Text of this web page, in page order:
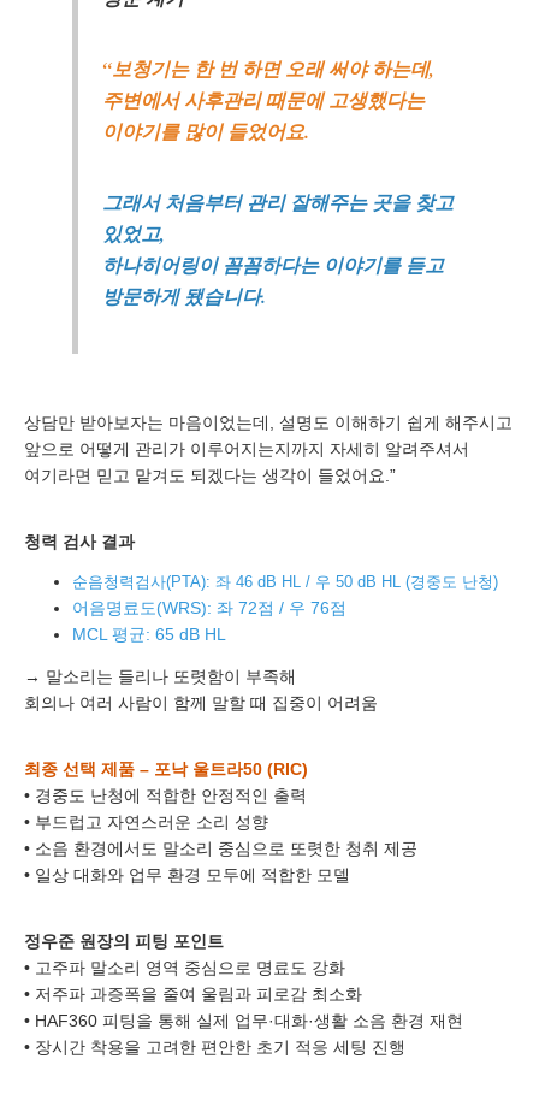
“보청기는 한 번 하면 오래 써야 하는데,
주변에서 사후관리 때문에 고생했다는
이야기를 많이 들었어요.
그래서 처음부터 관리 잘해주는 곳을 찾고
있었고,
하나히어링이 꼼꼼하다는 이야기를 듣고
방문하게 됐습니다.
상담만 받아보자는 마음이었는데, 설명도 이해하기 쉽게 해주시고
앞으로 어떻게 관리가 이루어지는지까지 자세히 알려주셔서
여기라면 믿고 맡겨도 되겠다는 생각이 들었어요.”
청력 검사 결과
순음청력검사(PTA): 좌 46 dB HL / 우 50 dB HL (경중도 난청)
어음명료도(WRS): 좌 72점 / 우 76점
MCL 평균: 65 dB HL
→ 말소리는 들리나 또렷함이 부족해
회의나 여러 사람이 함께 말할 때 집중이 어려움
최종 선택 제품 – 포낙 울트라50 (RIC)
• 경중도 난청에 적합한 안정적인 출력
• 부드럽고 자연스러운 소리 성향
• 소음 환경에서도 말소리 중심으로 또렷한 청취 제공
• 일상 대화와 업무 환경 모두에 적합한 모델
정우준 원장의 피팅 포인트
• 고주파 말소리 영역 중심으로 명료도 강화
• 저주파 과증폭을 줄여 울림과 피로감 최소화
• HAF360 피팅을 통해 실제 업무·대화·생활 소음 환경 재현
• 장시간 착용을 고려한 편안한 초기 적응 세팅 진행
바로 예약하기
연락처
센터
예약시간
분야
개인정보 수집, 이용에 동의합니다.